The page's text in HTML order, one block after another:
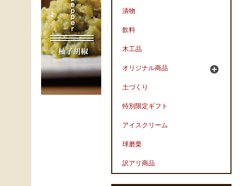
漬物
飲料
木工品
オリジナル商品
土づくり
特別限定ギフト
アイスクリーム
球磨栗
訳アリ商品